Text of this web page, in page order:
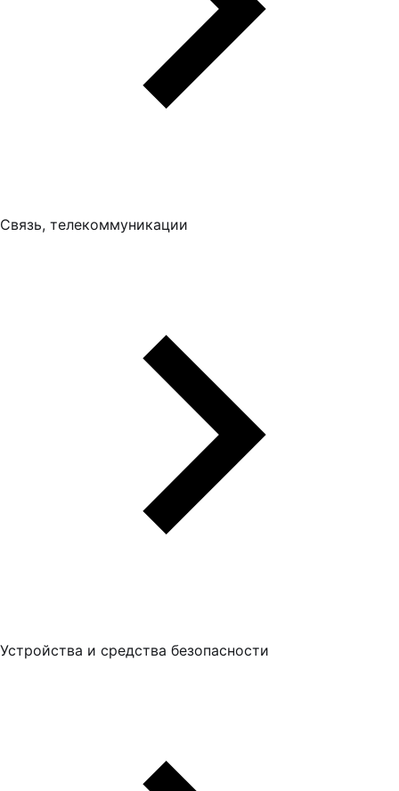
Связь, телекоммуникации
Устройства и средства безопасности